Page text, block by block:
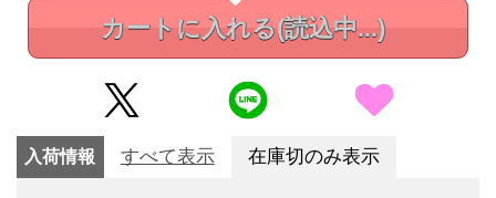
カートに入れる(読込中...)
入荷情報 すべて表示 在庫切のみ表示